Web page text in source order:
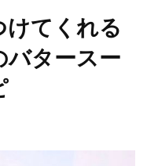
けてくれる
バタースー